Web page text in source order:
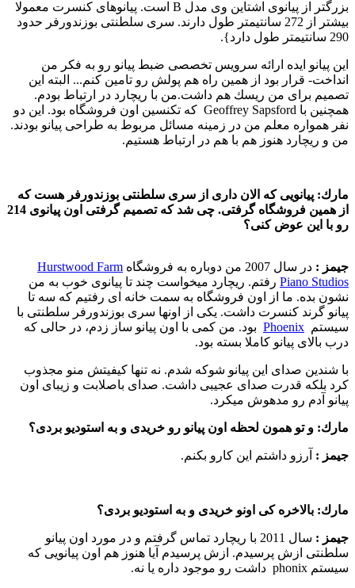
بزرگتر از پیانوی اشتاین وی مدل B است. پیانوهای كنسرت معمولا
بیشتر از 272 سانتیمتر طول دارند. سری سلطنتی بوزندورفر حدود
290 سانتیمتر طول دارد}.
این پیانو ایده ارائه سرویس تخصصی ضبط پیانو رو به فكر من
انداخت- قرار بود از همین راه هم پولش رو تامین كنم... البته این
تصمیم برای من ریسك هم داشت.من با ریچارد در ارتباط بودم.
همچنین با Geoffrey Sapsford كه تكنسین اون فروشگاه بود. این دو
نفر همواره معلم من در زمینه مسائل مربوط به طراحی پیانو بودند.
من و ریچارد هنوز هم با هم در ارتباط هستیم.
مارك: پیانویی كه الان داری از سری سلطنتی بوزندورفر هست كه
از همین فروشگاه گرفتی. چی شد كه تصمیم گرفتی اون پیانوی 214
رو با این عوض كنی؟
جیمز :‌ در سال 2007 من دوباره به فروشگاه
Hurstwood Farm
Piano Studios رفتم. ریچارد میخواست چند تا پیانوی خوب به من
نشون بده. ما از اون فروشگاه به سمت خانه ای رفتیم كه سه تا
پیانو گرند كنسرت داشت. یكی از اونها سری بوزندورفر سلطنتی با
سیستم Phoenix بود. من كمی با اون پیانو ساز زدم، در حالی كه
درب بالای پیانو كاملا بسته بود.
با شندین صدای این پیانو شوكه شدم. نه تنها كیفیتش منو مجذوب
كرد بلكه قدرت صدای عجیبی داشت. صدای باصلابت و زیبای اون
پیانو آدم رو مدهوش میكرد.
مارك: و تو همون لحظه اون پیانو رو خریدی و به استودیو بردی؟
جیمز :‌ آرزو داشتم این كارو بكنم.
مارك: بالاخره كی اونو خریدی و به استودیو بردی؟
جیمز :‌
سال 2011 با ریچارد تماس گرفتم و در مورد اون پیانو
سلطنتی ازش پرسیدم. ازش پرسیدم آیا هنوز هم اون پیانویی كه
سیستم phonix داشت رو موجود داره یا نه.